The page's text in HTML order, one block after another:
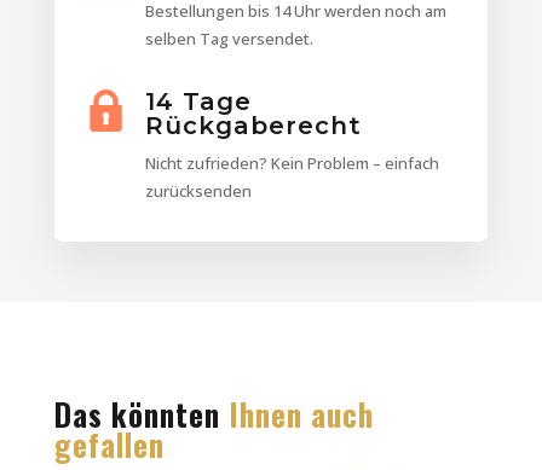
Bestellungen bis 14 Uhr werden noch am
selben Tag versendet.
14 Tage
Rückgaberecht
Nicht zufrieden? Kein Problem – einfach
zurücksenden
Das könnten Ihnen auch
gefallen